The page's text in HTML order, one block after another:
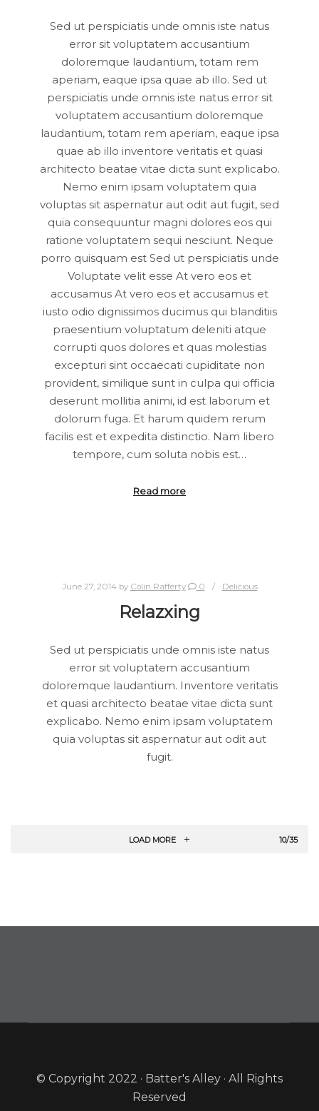
Sed ut perspiciatis unde omnis iste natus
error sit voluptatem accusantium
doloremque laudantium, totam rem
aperiam, eaque ipsa quae ab illo. Sed ut
perspiciatis unde omnis iste natus error sit
voluptatem accusantium doloremque
laudantium, totam rem aperiam, eaque ipsa
quae ab illo inventore veritatis et quasi
architecto beatae vitae dicta sunt explicabo.
Nemo enim ipsam voluptatem quia
voluptas sit aspernatur aut odit aut fugit, sed
quia consequuntur magni dolores eos qui
ratione voluptatem sequi nesciunt. Neque
porro quisquam est Sed ut perspiciatis unde
Voluptate velit esse At vero eos et
accusamus At vero eos et accusamus et
iusto odio dignissimos ducimus qui blanditiis
praesentium voluptatum deleniti atque
corrupti quos dolores et quas molestias
excepturi sint occaecati cupiditate non
provident, similique sunt in culpa qui officia
deserunt mollitia animi, id est laborum et
dolorum fuga. Et harum quidem rerum
facilis est et expedita distinctio. Nam libero
tempore, cum soluta nobis est…
Read more
June 27, 2014by Colin Rafferty 0 Delicious
Relazxing
Sed ut perspiciatis unde omnis iste natus
error sit voluptatem accusantium
doloremque laudantium. Inventore veritatis
et quasi architecto beatae vitae dicta sunt
explicabo. Nemo enim ipsam voluptatem
quia voluptas sit aspernatur aut odit aut
fugit.
LOAD MORE 10/35
© Copyright 2022 · Batter's Alley · All Rights
Reserved